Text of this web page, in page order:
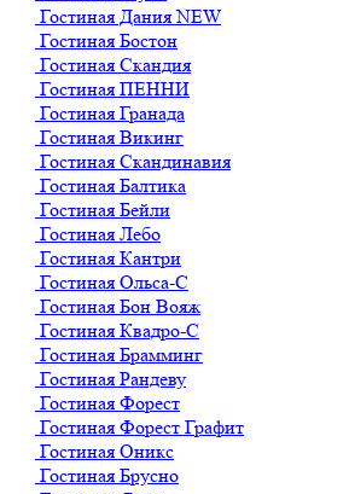
Гостиная Дания NEW
Гостиная Бостон
Гостиная Скандия
Гостиная ПЕННИ
Гостиная Гранада
Гостиная Викинг
Гостиная Скандинавия
Гостиная Балтика
Гостиная Бейли
Гостиная Лебо
Гостиная Кантри
Гостиная Ольса-С
Гостиная Бон Вояж
Гостиная Квадро-С
Гостиная Брамминг
Гостиная Рандеву
Гостиная Форест
Гостиная Форест Графит
Гостиная Оникс
Гостиная Брусно